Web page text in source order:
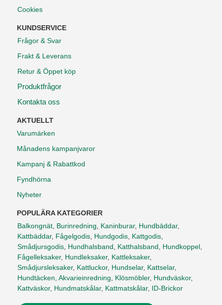
Cookies
KUNDSERVICE
Frågor & Svar
Frakt & Leverans
Retur & Öppet köp
Produktfrågor
Kontakta oss
AKTUELLT
Varumärken
Månadens kampanjvaror
Kampanj & Rabattkod
Fyndhörna
Nyheter
POPULÄRA KATEGORIER
Balkongnät, Burinredning, Kaninburar, Hundbäddar,
Kattbäddar, Fågelgodis, Hundgodis, Kattgodis,
Smådjursgodis, Hundhalsband, Katthalsband, Hundkoppel,
Fågelleksaker, Hundleksaker, Kattleksaker,
Smådjursleksaker, Kattluckor, Hundselar, Kattselar,
Hundtäcken, Akvarieinredning, Klösmöbler, Hundväskor,
Kattväskor, Hundmatskålar, Kattmatskålar, ID-Brickor